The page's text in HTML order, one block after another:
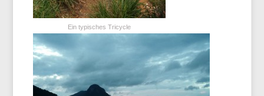
Ein typisches Tricycle